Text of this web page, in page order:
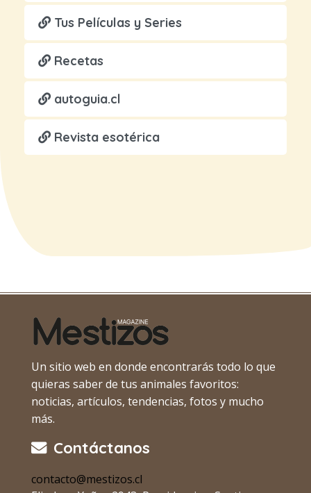
Tus Películas y Series
Recetas
autoguia.cl
Revista esotérica
Un sitio web en donde encontrarás todo lo que
quieras saber de tus animales favoritos:
noticias, artículos, tendencias, fotos y mucho
más.
Contáctanos
contacto@mestizos.cl